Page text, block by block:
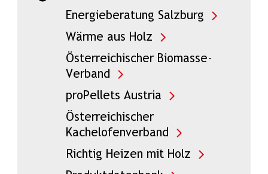
Energieberatung Salzburg
Wärme aus Holz
Österreichischer Biomasse-
Verband
proPellets Austria
Österreichischer
Kachelofenverband
Richtig Heizen mit Holz